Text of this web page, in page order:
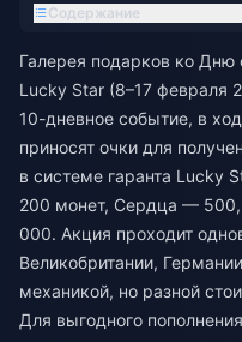
Содержание
Галерея подарков ко Дню
Lucky Star (8–17 февраля
10-дневное событие, в
приносят очки для
в системе гаранта Lucky
200 монет, Сердца —
000. Акция проходит
Великобритании,
механикой, но разной
Для выгодного